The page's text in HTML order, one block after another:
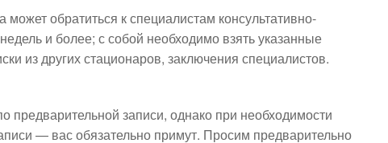
может обратиться к специалистам консультативно-
и более; с собой необходимо взять указанные
из других стационаров, заключения специалистов.
предварительной записи, однако при необходимости
— вас обязательно примут. Просим предварительно